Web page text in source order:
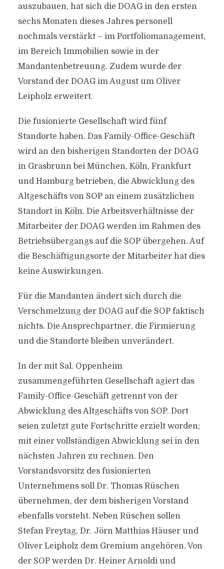
auszubauen, hat sich die DOAG in den ersten
sechs Monaten dieses Jahres personell
nochmals verstärkt – im Portfoliomanagement,
im Bereich Immobilien sowie in der
Mandantenbetreuung. Zudem wurde der
Vorstand der DOAG im August um Oliver
Leipholz erweitert.
Die fusionierte Gesellschaft wird fünf
Standorte haben. Das Family-Office-Geschäft
wird an den bisherigen Standorten der DOAG
in Grasbrunn bei München, Köln, Frankfurt
und Hamburg betrieben, die Abwicklung des
Altgeschäfts von SOP an einem zusätzlichen
Standort in Köln. Die Arbeitsverhältnisse der
Mitarbeiter der DOAG werden im Rahmen des
Betriebsübergangs auf die SOP übergehen. Auf
die Beschäftigungsorte der Mitarbeiter hat dies
keine Auswirkungen.
Für die Mandanten ändert sich durch die
Verschmelzung der DOAG auf die SOP faktisch
nichts. Die Ansprechpartner, die Firmierung
und die Standorte bleiben unverändert.
In der mit Sal. Oppenheim
zusammengeführten Gesellschaft agiert das
Family-Office-Geschäft getrennt von der
Abwicklung des Altgeschäfts von SOP. Dort
seien zuletzt gute Fortschritte erzielt worden;
mit einer vollständigen Abwicklung sei in den
nächsten Jahren zu rechnen. Den
Vorstandsvorsitz des fusionierten
Unternehmens soll Dr. Thomas Rüschen
übernehmen, der dem bisherigen Vorstand
ebenfalls vorsteht. Neben Rüschen sollen
Stefan Freytag, Dr. Jörn Matthias Häuser und
Oliver Leipholz dem Gremium angehören. Von
der SOP werden Dr. Heiner Arnoldi und